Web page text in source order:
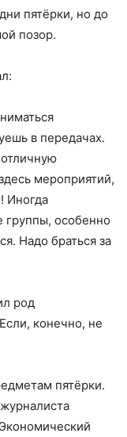
пятёрки, но до
позор.
в передачах.
мероприятий,
Иногда
группы, особенно
Надо браться за
род
конечно, не
пятёрки.